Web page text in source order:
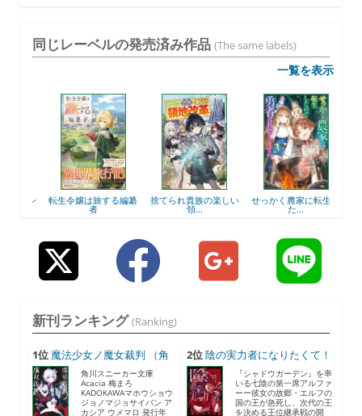
同じレーベルの発売済み作品 (The same labels)
一覧を表示
転生令嬢は旅する編纂
者
捨てられ貴族の楽しい
領...
せっかく農家に転生し
た...
新刊ランキング (Ranking)
1位 魔法少女ノ魔女裁判 （角
川...
角川スニーカー文庫
Acacia 梅まろ
KADOKAWAマホウショウ
ジョノマジョサイバン ア
カシア ウメマロ 発行年
2位陰の実力者になりたくて！
...
『シャドウガーデン』を率
いる七陰の第一席アルファ
ーー彼女の故郷・エルフの
国の王が急死し、次代の王
を決める王位継承戦の開